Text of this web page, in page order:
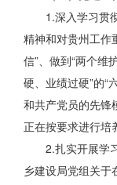
1.深入学习贯
精神和对贵州工作
信”、做到“两个维
硬、业绩过硬”的“
和共产党员的先锋
正在按要求进行培
2.扎实开展学
乡建设局党组关